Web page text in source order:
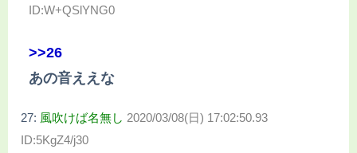
ID:W+QSlYNG0
>>26
あの音ええな
27: 風吹けば名無し 2020/03/08(日) 17:02:50.93
ID:5KgZ4/j30